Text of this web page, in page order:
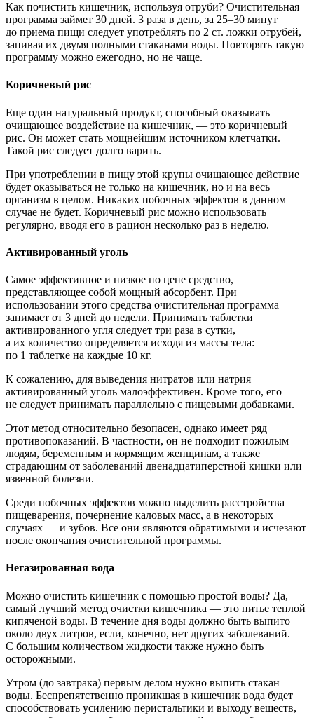
Как почистить кишечник, используя отруби? Очистительная
программа займет 30 дней. 3 раза в день, за 25–30 минут
до приема пищи следует употреблять по 2 ст. ложки отрубей,
запивая их двумя полными стаканами воды. Повторять такую
программу можно ежегодно, но не чаще.
Коричневый рис
Еще один натуральный продукт, способный оказывать
очищающее воздействие на кишечник, — это коричневый
рис. Он может стать мощнейшим источником клетчатки.
Такой рис следует долго варить.
При употреблении в пищу этой крупы очищающее действие
будет оказываться не только на кишечник, но и на весь
организм в целом. Никаких побочных эффектов в данном
случае не будет. Коричневый рис можно использовать
регулярно, вводя его в рацион несколько раз в неделю.
Активированный уголь
Самое эффективное и низкое по цене средство,
представляющее собой мощный абсорбент. При
использовании этого средства очистительная программа
занимает от 3 дней до недели. Принимать таблетки
активированного угля следует три раза в сутки,
а их количество определяется исходя из массы тела:
по 1 таблетке на каждые 10 кг.
К сожалению, для выведения нитратов или натрия
активированный уголь малоэффективен. Кроме того, его
не следует принимать параллельно с пищевыми добавками.
Этот метод относительно безопасен, однако имеет ряд
противопоказаний. В частности, он не подходит пожилым
людям, беременным и кормящим женщинам, а также
страдающим от заболеваний двенадцатиперстной кишки или
язвенной болезни.
Среди побочных эффектов можно выделить расстройства
пищеварения, почернение каловых масс, а в некоторых
случаях — и зубов. Все они являются обратимыми и исчезают
после окончания очистительной программы.
Негазированная вода
Можно очистить кишечник с помощью простой воды? Да,
самый лучший метод очистки кишечника — это питье теплой
кипяченой воды. В течение дня воды должно быть выпито
около двух литров, если, конечно, нет других заболеваний.
С большим количеством жидкости также нужно быть
осторожными.
Утром (до завтрака) первым делом нужно выпить стакан
воды. Беспрепятственно проникшая в кишечник вода будет
способствовать усилению перистальтики и выходу веществ,